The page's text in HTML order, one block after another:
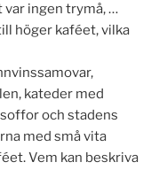
var ingen trymå, …
höger kaféet, vilka
kateder med
och stadens
med små vita
Vem kan beskriva